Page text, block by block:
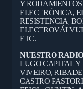
Y
ELECTRÓNICA,
RESISTENCIA,
ETC.
NUESTRO
LUGO CAPITAL
VIVEIRO,
CASTRO